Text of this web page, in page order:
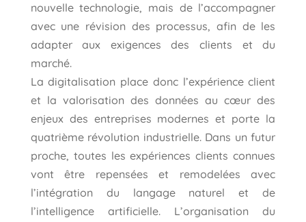
nouvelle technologie, mais de l’accompagner
avec une révision des processus, afin de les
adapter aux exigences des clients et du
marché.
La digitalisation place donc l’expérience client
et la valorisation des données au cœur des
enjeux des entreprises modernes et porte la
quatrième révolution industrielle. Dans un futur
proche, toutes les expériences clients connues
vont être repensées et remodelées avec
l’intégration du langage naturel et de
l’intelligence artificielle. L’organisation du